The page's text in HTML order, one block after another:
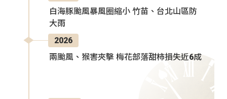
白海豚颱風暴風圈縮小 竹苗、台北山區防
大雨
2026
兩颱風、猴害夾擊 梅花部落甜柿損失近6成